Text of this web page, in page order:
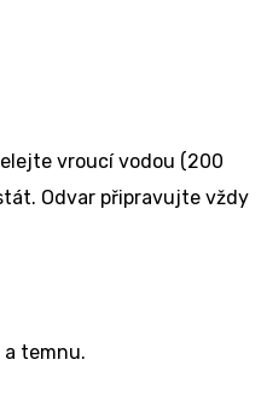
vroucí vodou (200
Odvar připravujte vždy
temnu.